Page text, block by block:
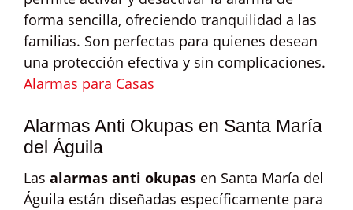
forma sencilla, ofreciendo tranquilidad a las
familias. Son perfectas para quienes desean
una protección efectiva y sin complicaciones.
Alarmas para Casas
Alarmas Anti Okupas en Santa María
del Águila
Las alarmas anti okupas en Santa María del
Águila están diseñadas específicamente para